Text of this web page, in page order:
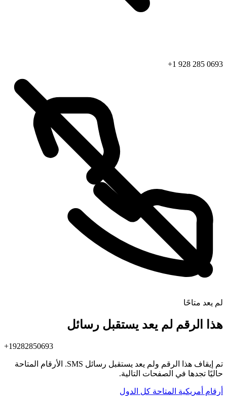
+1 928 285 0693
لم يعد متاحًا
هذا الرقم لم يعد يستقبل رسائل
+19282850693
تم إيقاف هذا الرقم ولم يعد يستقبل رسائل SMS. الأرقام المتاحة
حاليًا تجدها في الصفحات التالية.
أرقام أمريكية المتاحة كل الدول